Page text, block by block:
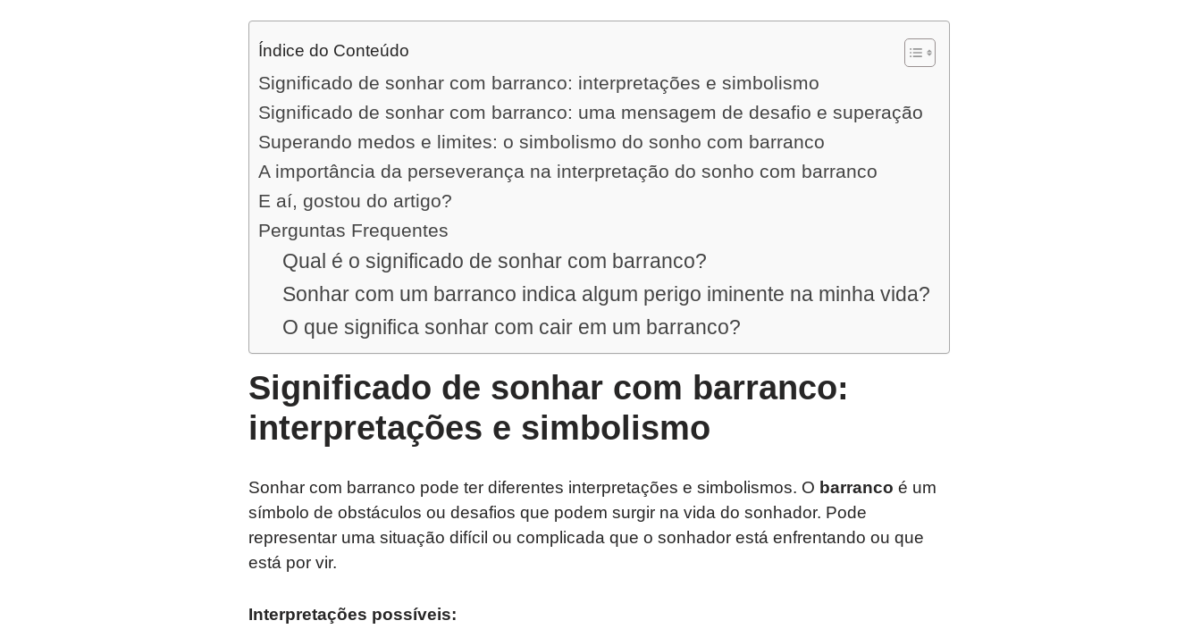
Índice do Conteúdo
Significado de sonhar com barranco: interpretações e simbolismo
Significado de sonhar com barranco: uma mensagem de desafio e superação
Superando medos e limites: o simbolismo do sonho com barranco
A importância da perseverança na interpretação do sonho com barranco
E aí, gostou do artigo?
Perguntas Frequentes
Qual é o significado de sonhar com barranco?
Sonhar com um barranco indica algum perigo iminente na minha vida?
O que significa sonhar com cair em um barranco?
Significado de sonhar com barranco:
interpretações e simbolismo
Sonhar com barranco pode ter diferentes interpretações e simbolismos. O barranco é um
símbolo de obstáculos ou desafios que podem surgir na vida do sonhador. Pode
representar uma situação difícil ou complicada que o sonhador está enfrentando ou que
está por vir.
Interpretações possíveis: